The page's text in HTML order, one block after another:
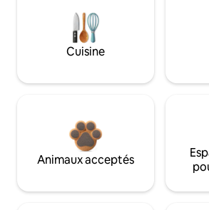
Cuisine
Animaux acceptés